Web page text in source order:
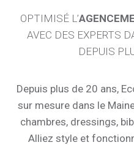
OPTIMISÉ L’
AVEC DES EXPERTS
DEPUIS
Depuis plus de 20 ans,
sur mesure dans le
chambres, dressings,
Alliez style et